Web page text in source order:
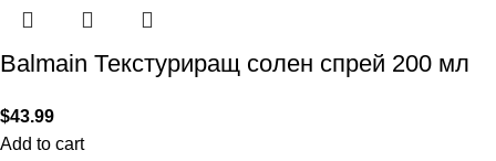
Balmain Текстуриращ солен спрей 200 мл
$43.99
Add to cart